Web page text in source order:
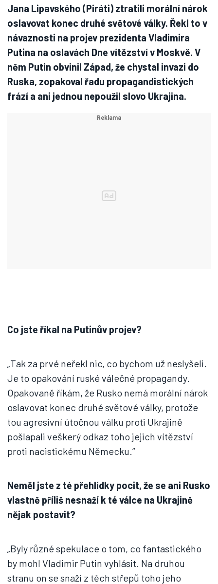
Jana Lipavského (Piráti) ztratili morální nárok
oslavovat konec druhé světové války. Řekl to v
návaznosti na projev prezidenta Vladimira
Putina na oslavách Dne vítězství v Moskvě. V
něm Putin obvinil Západ, že chystal invazi do
Ruska, zopakoval řadu propagandistických
frází a ani jednou nepoužil slovo Ukrajina.
Co jste říkal na Putinův projev?
„Tak za prvé neřekl nic, co bychom už neslyšeli.
Je to opakování ruské válečné propagandy.
Opakovaně říkám, že Rusko nemá morální nárok
oslavovat konec druhé světové války, protože
tou agresivní útočnou válku proti Ukrajině
pošlapali veškerý odkaz toho jejich vítězství
proti nacistickému Německu.“
Neměl jste z té přehlídky pocit, že se ani Rusko
vlastně příliš nesnaží k té válce na Ukrajině
nějak postavit?
„Byly různé spekulace o tom, co fantastického
by mohl Vladimir Putin vyhlásit. Na druhou
stranu on se snaží z těch střepů toho jeho